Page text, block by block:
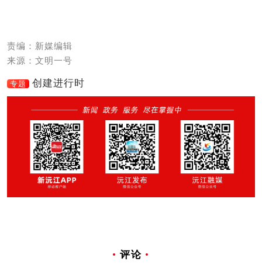
责编：新媒编辑
来源：文明一号
专题 创建进行时
评论